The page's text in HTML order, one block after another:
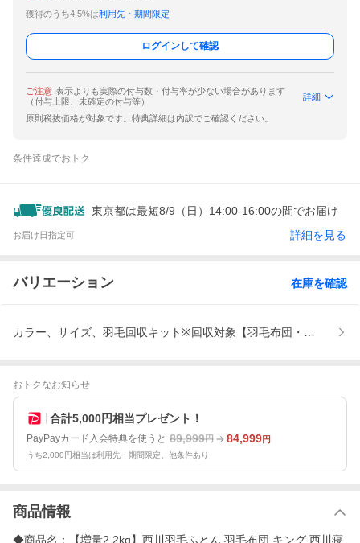
獲得のうち4.5%は利用先・期間限定
ログインして確認
ご注意 表示よりも実際の付与数・付与率が少ない場合があります
（付与上限、未確定の付与等）
詳細
原則税抜価格が対象です。特典詳細は内訳でご確認ください。
条件達成でおトク
東京都は最短8/9（日）14:00-16:00の間でお届け
お届け日指定可 詳細を見る
バリエーション 在庫を確認
カラー、サイズ、羽毛回収キット※回収対象【羽毛布団・羽毛合掛
おトクなお知らせ
合計5,000円相当プレゼント！
PayPayカード入会特典を使うと 89,999円 84,999円
うち2,000円相当は利用先・期間限定。他条件あり
商品情報
◆商品名：【増量2.2kg】西川羽毛ふとん 羽毛布団 キング 西川寝